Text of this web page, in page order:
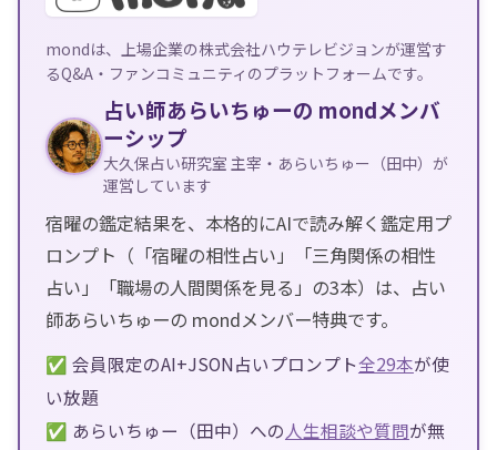
mondは、上場企業の株式会社ハウテレビジョンが運営す
るQ&A・ファンコミュニティのプラットフォームです。
占い師あらいちゅーの mondメンバ
ーシップ
大久保占い研究室 主宰・あらいちゅー（田中）が
運営しています
宿曜の鑑定結果を、本格的にAIで読み解く鑑定用プ
ロンプト（「宿曜の相性占い」「三角関係の相性
占い」「職場の人間関係を見る」の3本）は、占い
師あらいちゅーの mondメンバー特典です。
✅ 会員限定のAI+JSON占いプロンプト全29本が使
い放題
✅ あらいちゅー（田中）への人生相談や質問が無